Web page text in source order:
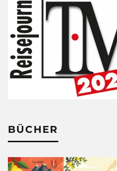
BÜCHER